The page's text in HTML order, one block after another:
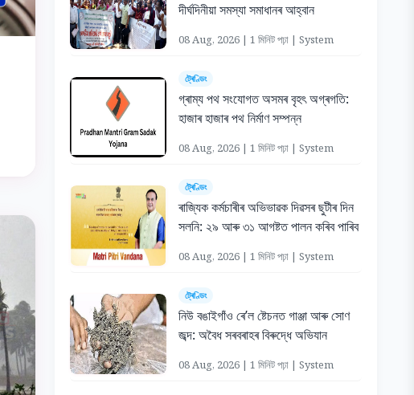
দীৰ্ঘদিনীয়া সমস্যা সমাধানৰ আহ্বান
08 Aug, 2026 | 1 মিনিট পঢ়া | System
ট্ৰেণ্ডিং
গ্ৰাম্য পথ সংযোগত অসমৰ বৃহৎ অগ্ৰগতি:
হাজাৰ হাজাৰ পথ নিৰ্মাণ সম্পন্ন
08 Aug, 2026 | 1 মিনিট পঢ়া | System
ট্ৰেণ্ডিং
ৰাজ্যিক কৰ্মচাৰীৰ অভিভাৱক দিৱসৰ ছুটীৰ দিন
সলনি: ২৯ আৰু ৩১ আগষ্টত পালন কৰিব পাৰিব
08 Aug, 2026 | 1 মিনিট পঢ়া | System
ট্ৰেণ্ডিং
নিউ বঙাইগাঁও ৰে’ল ষ্টেচনত গাঞ্জা আৰু সোণ
জব্দ: অবৈধ সৰবৰাহৰ বিৰুদ্ধে অভিযান
08 Aug, 2026 | 1 মিনিট পঢ়া | System